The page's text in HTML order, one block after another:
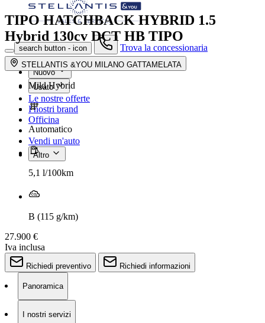
search button - icon Trova la concessionaria
Nuovo
Usato
Le nostre offerte
I nostri brand
Officina
Vendi un'auto
Altro
TIPO HATCHBACK HYBRID 1.5
Hybrid 130cv DCT HB TIPO
STELLANTIS &YOU MILANO GATTAMELATA
Mild Hybrid
Automatico
5,1 l/100km
B (115 g/km)
27.900 €
Iva inclusa
Richiedi preventivo Richiedi informazioni
Panoramica
I nostri servizi